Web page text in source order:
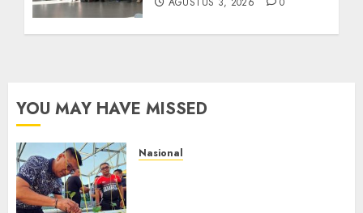
YOU MAY HAVE MISSED
Nasional